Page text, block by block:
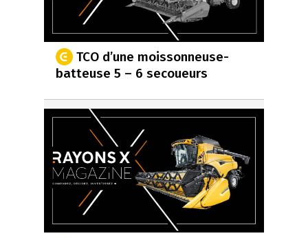
TCO d’une moissonneuse-
batteuse 5 – 6 secoueurs